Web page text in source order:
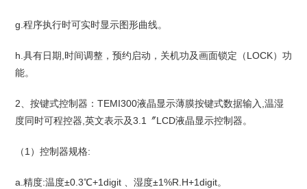
g.程序执行时可实时显示图形曲线。
h.具有日期,时间调整，预约启动，关机功及画面锁定（LOCK）功
能。
2、按键式控制器：TEMI300液晶显示薄膜按键式数据输入,温湿
度同时可程控器,英文表示及3.1〞LCD液晶显示控制器。
（1）控制器规格:
a.精度:温度±0.3℃+1digit 、湿度±1%R.H+1digit。